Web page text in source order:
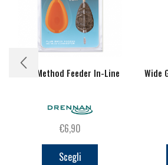
Flat Method Feeder In-Line
€6,90
Scegli
Questo
Wide